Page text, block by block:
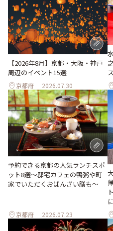
【2026年8月】京都・大阪・神戸
周辺のイベント15選
京都府 2026.07.30
予約できる京都の人気ランチスポ
ット8選～邸宅カフェの鴨粥や町
家でいただくおばんざい膳も～
京都府 2026.07.23